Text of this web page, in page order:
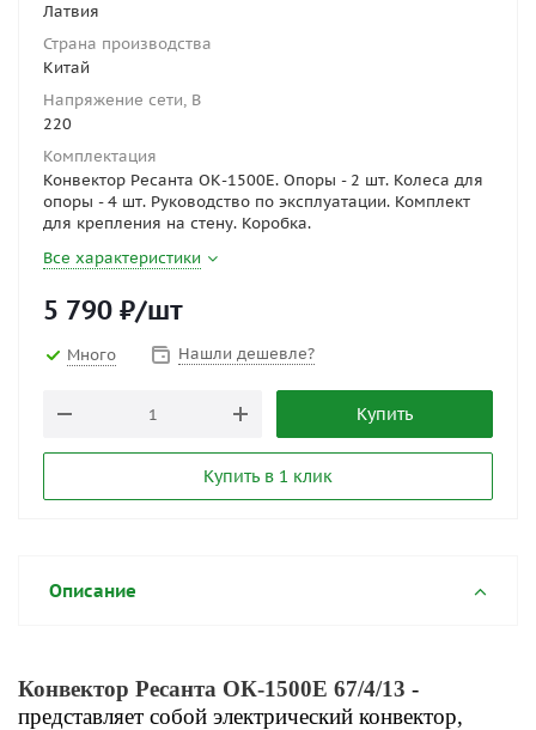
Латвия
Страна производства
Китай
Напряжение сети, В
220
Комплектация
Конвектор Ресанта ОК-1500Е. Опоры - 2 шт. Колеса для
опоры - 4 шт. Руководство по эксплуатации. Комплект
для крепления на стену. Коробка.
Все характеристики
5 790 ₽/шт
Много Нашли дешевле?
Купить
Купить в 1 клик
Описание
Конвектор Ресанта ОК-1500Е 67/4/13 -
представляет собой электрический конвектор,